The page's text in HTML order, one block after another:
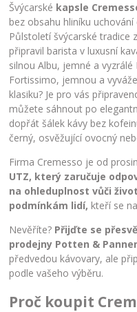
Švýcarské kapsle
bez obsahu hliníku
Půlstoletí švýcarské tradice
připravil barista v luxusní
silnou Albu, jemné a
Fortissimo, jemnou a
klasiku? Je pro vás
můžete sáhnout po
dopřát šálek kávy bez
černý, osvěžující ovocný
Firma Cremesso je od
UTZ, který zaručuje
na ohleduplnost vůči
podmínkám lidí, kteří se
Nevěříte? Přijďte se
prodejny Potten &
předvedou kávovary, ale
podle vašeho výběru.
Proč koupit